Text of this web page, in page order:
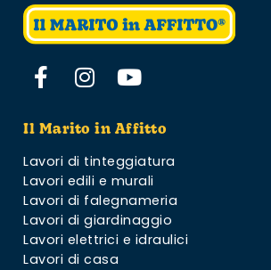
Il Marito in Affitto
Lavori di tinteggiatura
Lavori edili e murali
Lavori di falegnameria
Lavori di giardinaggio
Lavori elettrici e idraulici
Lavori di casa